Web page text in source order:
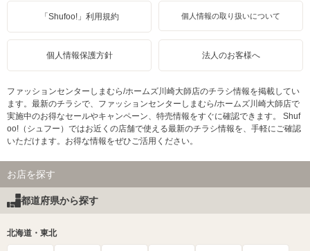
「Shufoo!」利用規約 個人情報の取り扱いについて
個人情報保護方針 法人のお客様へ
ファッションセンターしまむら/ホームズ川崎大師店のチラシ情報を掲載してい
ます。最新のチラシで、ファッションセンターしまむら/ホームズ川崎大師店で
実施中のお得なセールやキャンペーン、特売情報をすぐに確認できます。 Shuf
oo!（シュフー）ではお近くの店舗で使える最新のチラシ情報を、手軽にご確認
いただけます。お得な情報をぜひご活用ください。
お店を探す
都道府県から探す
北海道・東北